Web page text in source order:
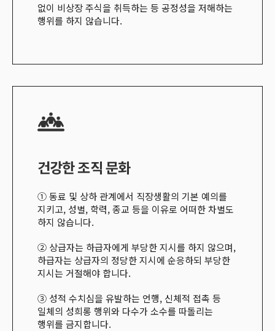
없이 비상장 주식을 취득하는 등 공정성을 저해하는
행위를 하지 않습니다.
건강한 조직 문화
① 동료 및 상하 관계에서 직장생활의 기본 예의를
지키고, 성별, 학력,종교 등을 이유로 어떠한 차별도
하지 않습니다.
② 상급자는 하급자에게 부당한 지시를 하지 않으며,
하급자는 상급자의 정당한 지시에 순응하되 부당한
지시는 거절해야 합니다.
③ 성적 수치심을 유발하는 언행, 신체적 접촉 등
일체의 성희롱 행위와 다수가 소수를 따돌리는
행위를 금지합니다.